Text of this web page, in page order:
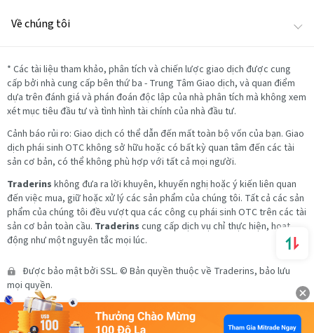
Về chúng tôi
* Các tài liệu tham khảo, phân tích và chiến lược giao dịch được cung
cấp bởi nhà cung cấp bên thứ ba - Trung Tâm Giao dịch, và quan điểm
dựa trên đánh giá và phán đoán độc lập của nhà phân tích mà không xem
xét mục tiêu đầu tư và tình hình tài chính của nhà đầu tư.
Cảnh báo rủi ro: Giao dịch có thể dẫn đến mất toàn bộ vốn của bạn. Giao
dịch phái sinh OTC không sở hữu hoặc có bất kỳ quan tâm đến các tài
sản cơ bản, có thể không phù hợp với tất cả mọi người.
Traderins không đưa ra lời khuyên, khuyến nghị hoặc ý kiến liên quan
đến việc mua, giữ hoặc xử lý các sản phẩm của chúng tôi. Tất cả các sản
phẩm của chúng tôi đều vượt qua các công cụ phái sinh OTC trên các tài
sản cơ bản toàn cầu. Traderins cung cấp dịch vụ chỉ thực hiện, hoạt
động như một nguyên tắc mọi lúc.
Được bảo mật bởi SSL. © Bản quyền thuộc về Traderins, bảo lưu
mọi quyền.